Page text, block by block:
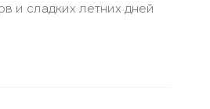
и сладких летних дней